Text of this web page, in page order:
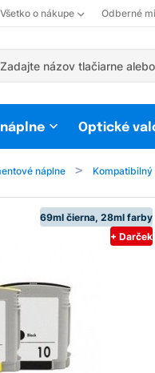
Všetko o nákupe Odberné
Optické
náplne Kompatibilný
69ml čierna, 28ml farby
+ Darček